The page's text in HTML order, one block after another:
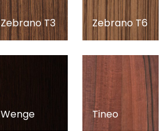
Zebrano T3 Zebrano T6
Wenge Tineo